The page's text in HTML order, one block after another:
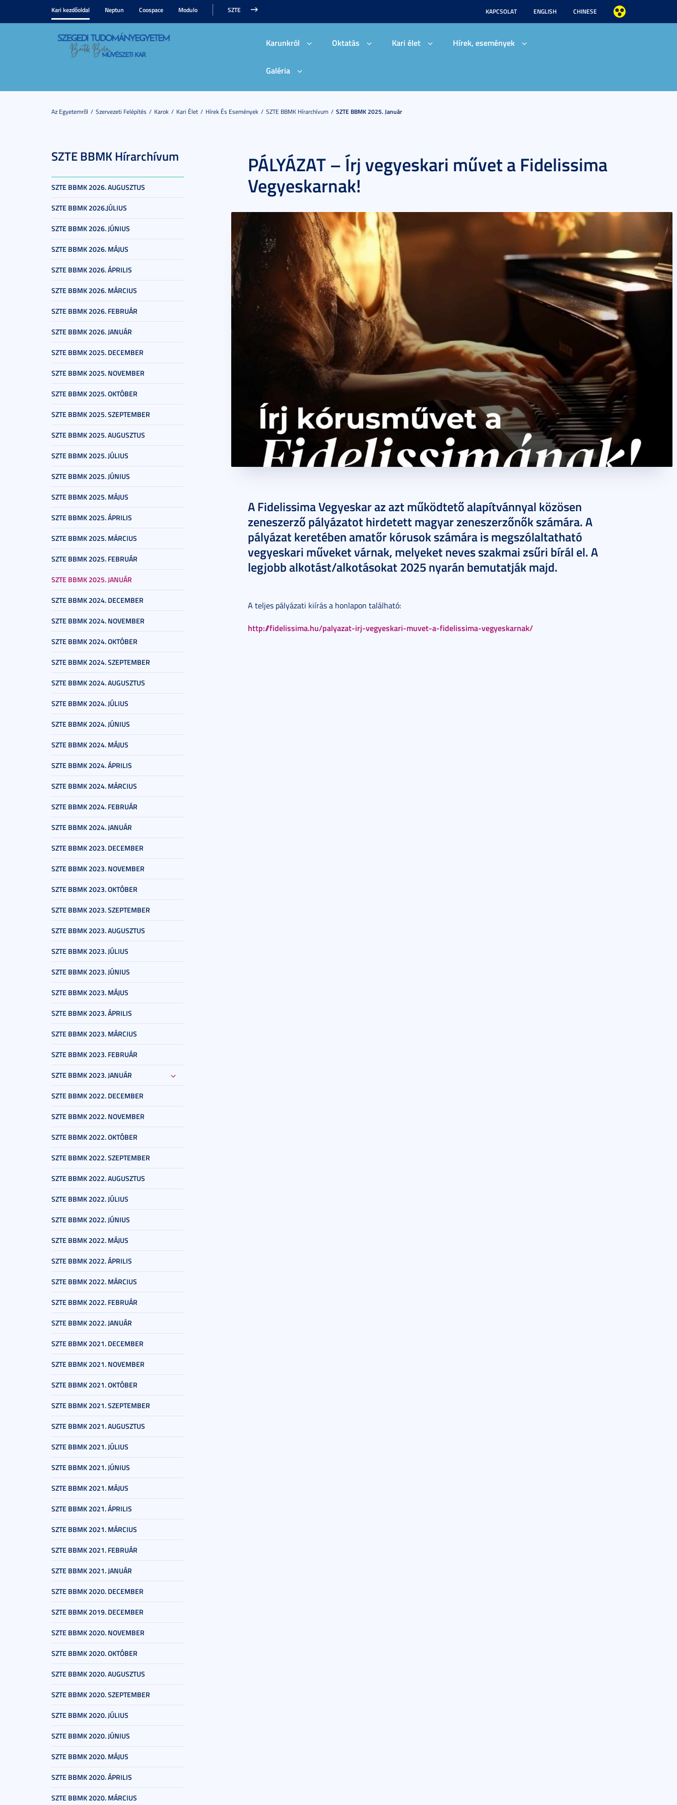
Kari kezdőoldal Neptun Coospace Modulo SZTE KAPCSOLAT ENGLISH CHINESE
Karunkról Oktatás Kari élet Hírek, események
Galéria
Az Egyetemről Szervezeti Felépítés Karok Kari Élet Hírek És Események SZTE BBMK Hírarchívum SZTE BBMK 2025. Január
SZTE BBMK Hírarchívum
SZTE BBMK 2026. AUGUSZTUS
SZTE BBMK 2026.JÚLIUS
SZTE BBMK 2026. JÚNIUS
SZTE BBMK 2026. MÁJUS
SZTE BBMK 2026. ÁPRILIS
SZTE BBMK 2026. MÁRCIUS
SZTE BBMK 2026. FEBRUÁR
SZTE BBMK 2026. JANUÁR
SZTE BBMK 2025. DECEMBER
SZTE BBMK 2025. NOVEMBER
SZTE BBMK 2025. OKTÓBER
SZTE BBMK 2025. SZEPTEMBER
SZTE BBMK 2025. AUGUSZTUS
SZTE BBMK 2025. JÚLIUS
SZTE BBMK 2025. JÚNIUS
SZTE BBMK 2025. MÁJUS
SZTE BBMK 2025. ÁPRILIS
SZTE BBMK 2025. MÁRCIUS
SZTE BBMK 2025. FEBRUÁR
SZTE BBMK 2025. JANUÁR
SZTE BBMK 2024. DECEMBER
SZTE BBMK 2024. NOVEMBER
SZTE BBMK 2024. OKTÓBER
SZTE BBMK 2024. SZEPTEMBER
SZTE BBMK 2024. AUGUSZTUS
SZTE BBMK 2024. JÚLIUS
SZTE BBMK 2024. JÚNIUS
SZTE BBMK 2024. MÁJUS
SZTE BBMK 2024. ÁPRILIS
SZTE BBMK 2024. MÁRCIUS
SZTE BBMK 2024. FEBRUÁR
SZTE BBMK 2024. JANUÁR
SZTE BBMK 2023. DECEMBER
SZTE BBMK 2023. NOVEMBER
SZTE BBMK 2023. OKTÓBER
SZTE BBMK 2023. SZEPTEMBER
SZTE BBMK 2023. AUGUSZTUS
SZTE BBMK 2023. JÚLIUS
SZTE BBMK 2023. JÚNIUS
SZTE BBMK 2023. MÁJUS
SZTE BBMK 2023. ÁPRILIS
SZTE BBMK 2023. MÁRCIUS
SZTE BBMK 2023. FEBRUÁR
SZTE BBMK 2023. JANUÁR
SZTE BBMK 2022. DECEMBER
SZTE BBMK 2022. NOVEMBER
SZTE BBMK 2022. OKTÓBER
SZTE BBMK 2022. SZEPTEMBER
SZTE BBMK 2022. AUGUSZTUS
SZTE BBMK 2022. JÚLIUS
SZTE BBMK 2022. JÚNIUS
SZTE BBMK 2022. MÁJUS
SZTE BBMK 2022. ÁPRILIS
SZTE BBMK 2022. MÁRCIUS
SZTE BBMK 2022. FEBRUÁR
SZTE BBMK 2022. JANUÁR
SZTE BBMK 2021. DECEMBER
SZTE BBMK 2021. NOVEMBER
SZTE BBMK 2021. OKTÓBER
SZTE BBMK 2021. SZEPTEMBER
SZTE BBMK 2021. AUGUSZTUS
SZTE BBMK 2021. JÚLIUS
SZTE BBMK 2021. JÚNIUS
SZTE BBMK 2021. MÁJUS
SZTE BBMK 2021. ÁPRILIS
SZTE BBMK 2021. MÁRCIUS
SZTE BBMK 2021. FEBRUÁR
SZTE BBMK 2021. JANUÁR
SZTE BBMK 2020. DECEMBER
SZTE BBMK 2019. DECEMBER
SZTE BBMK 2020. NOVEMBER
SZTE BBMK 2020. OKTÓBER
SZTE BBMK 2020. AUGUSZTUS
SZTE BBMK 2020. SZEPTEMBER
SZTE BBMK 2020. JÚLIUS
SZTE BBMK 2020. JÚNIUS
SZTE BBMK 2020. MÁJUS
SZTE BBMK 2020. ÁPRILIS
SZTE BBMK 2020. MÁRCIUS
PÁLYÁZAT – Írj vegyeskari művet a Fidelissima
Vegyeskarnak!
A Fidelissima Vegyeskar az azt működtető alapítvánnyal közösen
zeneszerző pályázatot hirdetett magyar zeneszerzőnők számára. A
pályázat keretében amatőr kórusok számára is megszólaltatható
vegyeskari műveket várnak, melyeket neves szakmai zsűri bírál el. A
legjobb alkotást/alkotásokat 2025 nyarán bemutatják majd.
A teljes pályázati kiírás a honlapon található:
http://fidelissima.hu/palyazat-irj-vegyeskari-muvet-a-fidelissima-vegyeskarnak/